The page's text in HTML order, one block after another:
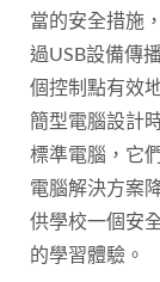
當的安全措施
過USB設備傳
個控制點有效
簡型電腦設計
標準電腦，它
電腦解決方案
供學校一個安
的學習體驗。